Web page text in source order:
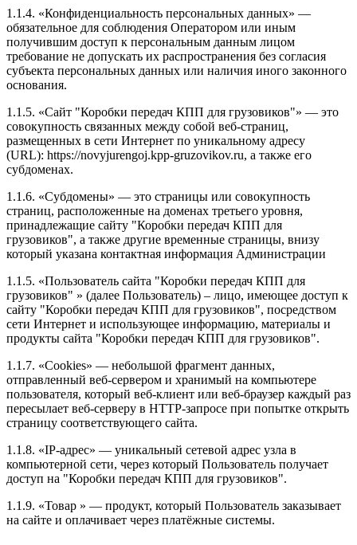
1.1.4. «Конфиденциальность персональных данных» —
обязательное для соблюдения Оператором или иным
получившим доступ к персональным данным лицом
требование не допускать их распространения без согласия
субъекта персональных данных или наличия иного законного
основания.
1.1.5. «Сайт "Коробки передач КПП для грузовиков"» — это
совокупность связанных между собой веб-страниц,
размещенных в сети Интернет по уникальному адресу
(URL): https://novyjurengoj.kpp-gruzovikov.ru, а также его
субдоменах.
1.1.6. «Субдомены» — это страницы или совокупность
страниц, расположенные на доменах третьего уровня,
принадлежащие сайту "Коробки передач КПП для
грузовиков", а также другие временные страницы, внизу
который указана контактная информация Администрации
1.1.5. «Пользователь сайта "Коробки передач КПП для
грузовиков" » (далее Пользователь) – лицо, имеющее доступ к
сайту "Коробки передач КПП для грузовиков", посредством
сети Интернет и использующее информацию, материалы и
продукты сайта "Коробки передач КПП для грузовиков".
1.1.7. «Cookies» — небольшой фрагмент данных,
отправленный веб-сервером и хранимый на компьютере
пользователя, который веб-клиент или веб-браузер каждый раз
пересылает веб-серверу в HTTP-запросе при попытке открыть
страницу соответствующего сайта.
1.1.8. «IP-адрес» — уникальный сетевой адрес узла в
компьютерной сети, через который Пользователь получает
доступ на "Коробки передач КПП для грузовиков".
1.1.9. «Товар » — продукт, который Пользователь заказывает
на сайте и оплачивает через платёжные системы.